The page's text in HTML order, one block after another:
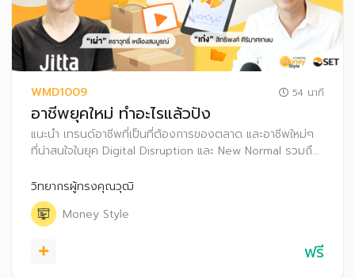
WMD1009 54 นาที
อาชีพยุคใหม่ ทำอะไรแล้วปัง
แนะนำ เทรนด์อาชีพที่เป็นที่ต้องการของตลาด และอาชีพใหม่ๆ
ที่น่าสนใจในยุค Digital Disruption และ New Normal รวมถึง
การใช้จ่ายและออมเงิน
วิทยากรผู้ทรงคุณวุฒิ
Money Style
ฟรี